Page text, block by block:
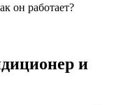
он работает?
и